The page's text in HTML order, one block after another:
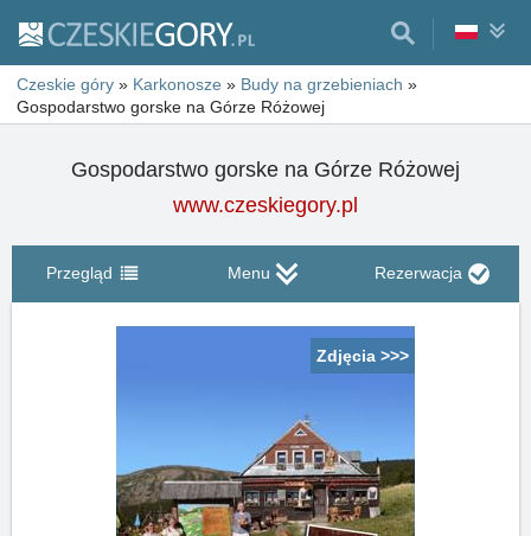
Czeskie góry » Karkonosze » Budy na grzebieniach »
Gospodarstwo gorske na Górze Różowej
Gospodarstwo gorske na Górze Różowej
www.czeskiegory.pl
Przegląd Menu Rezerwacja
Zdjęcia >>>